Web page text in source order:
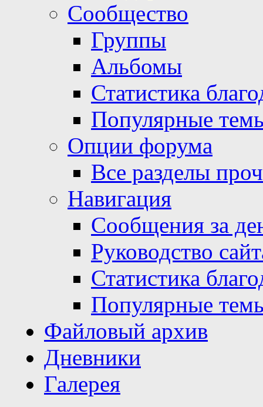
Сообщество
Группы
Альбомы
Статистика
Популярные
Опции форума
Все разделы
Навигация
Сообщения за
Руководство
Статистика
Популярные
Файловый архив
Дневники
Галерея